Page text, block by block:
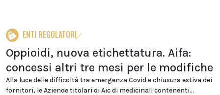
ENTI REGOLATORI
Oppioidi, nuova etichettatura. Aifa:
concessi altri tre mesi per le modifiche
Alla luce delle difficoltà tra emergenza Covid e chiusura estiva dei
fornitori, le Aziende titolari di Aic di medicinali contenenti...